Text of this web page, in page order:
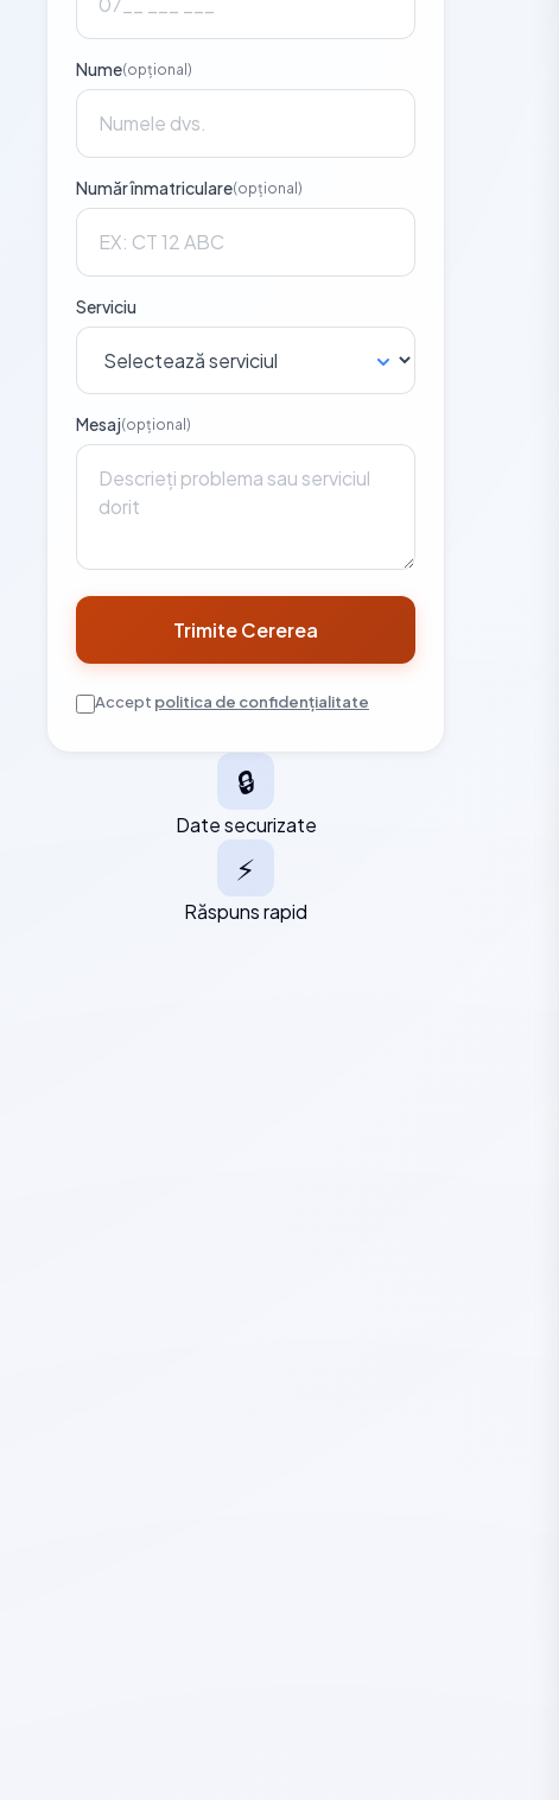
Nume(opțional)
Număr înmatriculare(opțional)
Serviciu
Mesaj(opțional)
Trimite Cererea
Accept politica de confidențialitate
🔒
Date securizate
⚡
Răspuns rapid